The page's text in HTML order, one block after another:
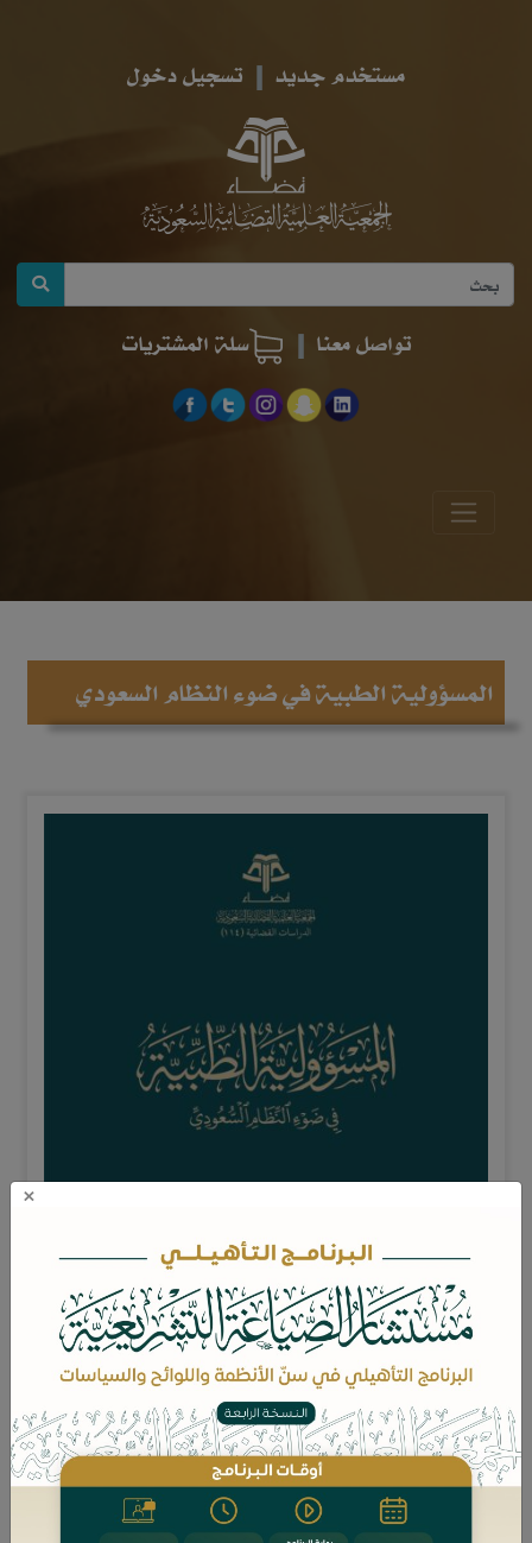
مستخدم جديد تسجيل دخول
تواصل معنا سلة المشتريات
المسؤولية الطبية في ضوء النظام السعودي
المسؤولية الطبية في ضوء النظام السعودي / عمر بن صالح الشهري.
×